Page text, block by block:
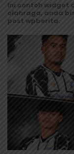
Ini contoh widget
olahraga, anda
post wpberita.